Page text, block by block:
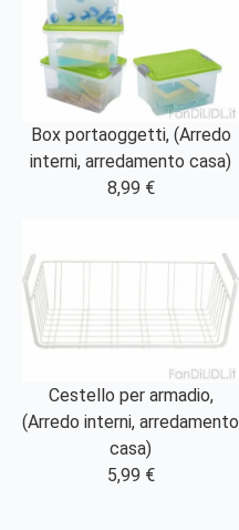
Box portaoggetti, (Arredo
interni, arredamento casa)
8,99 €
Cestello per armadio,
(Arredo interni, arredamento
casa)
5,99 €